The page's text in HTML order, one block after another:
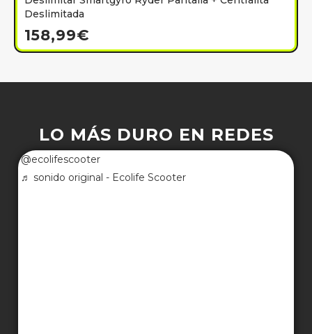
Deslimitada
158,99€
LO MÁS DURO EN REDES
@ecolifescooter
♬ sonido original - Ecolife Scooter